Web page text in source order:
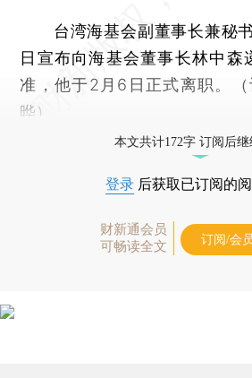
台湾海基会副董事长兼秘书
日宣布向海基会董事长林中森
准，他于2月6日正式离职。
晔）
本文共计172字 订阅后
登录 后获取已订阅的
财新通会员
可畅读全文
订阅/会